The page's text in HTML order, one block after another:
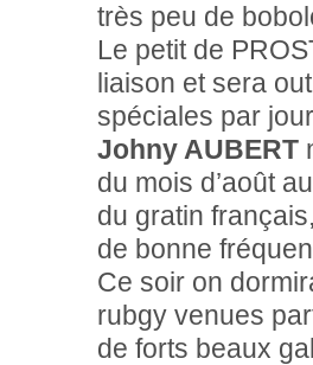
très peu de
Le petit de
liaison et sera
spéciales par
Johny AUBERT
du mois d’août
du gratin
de bonne
Ce soir on
rubgy venues
de forts beaux